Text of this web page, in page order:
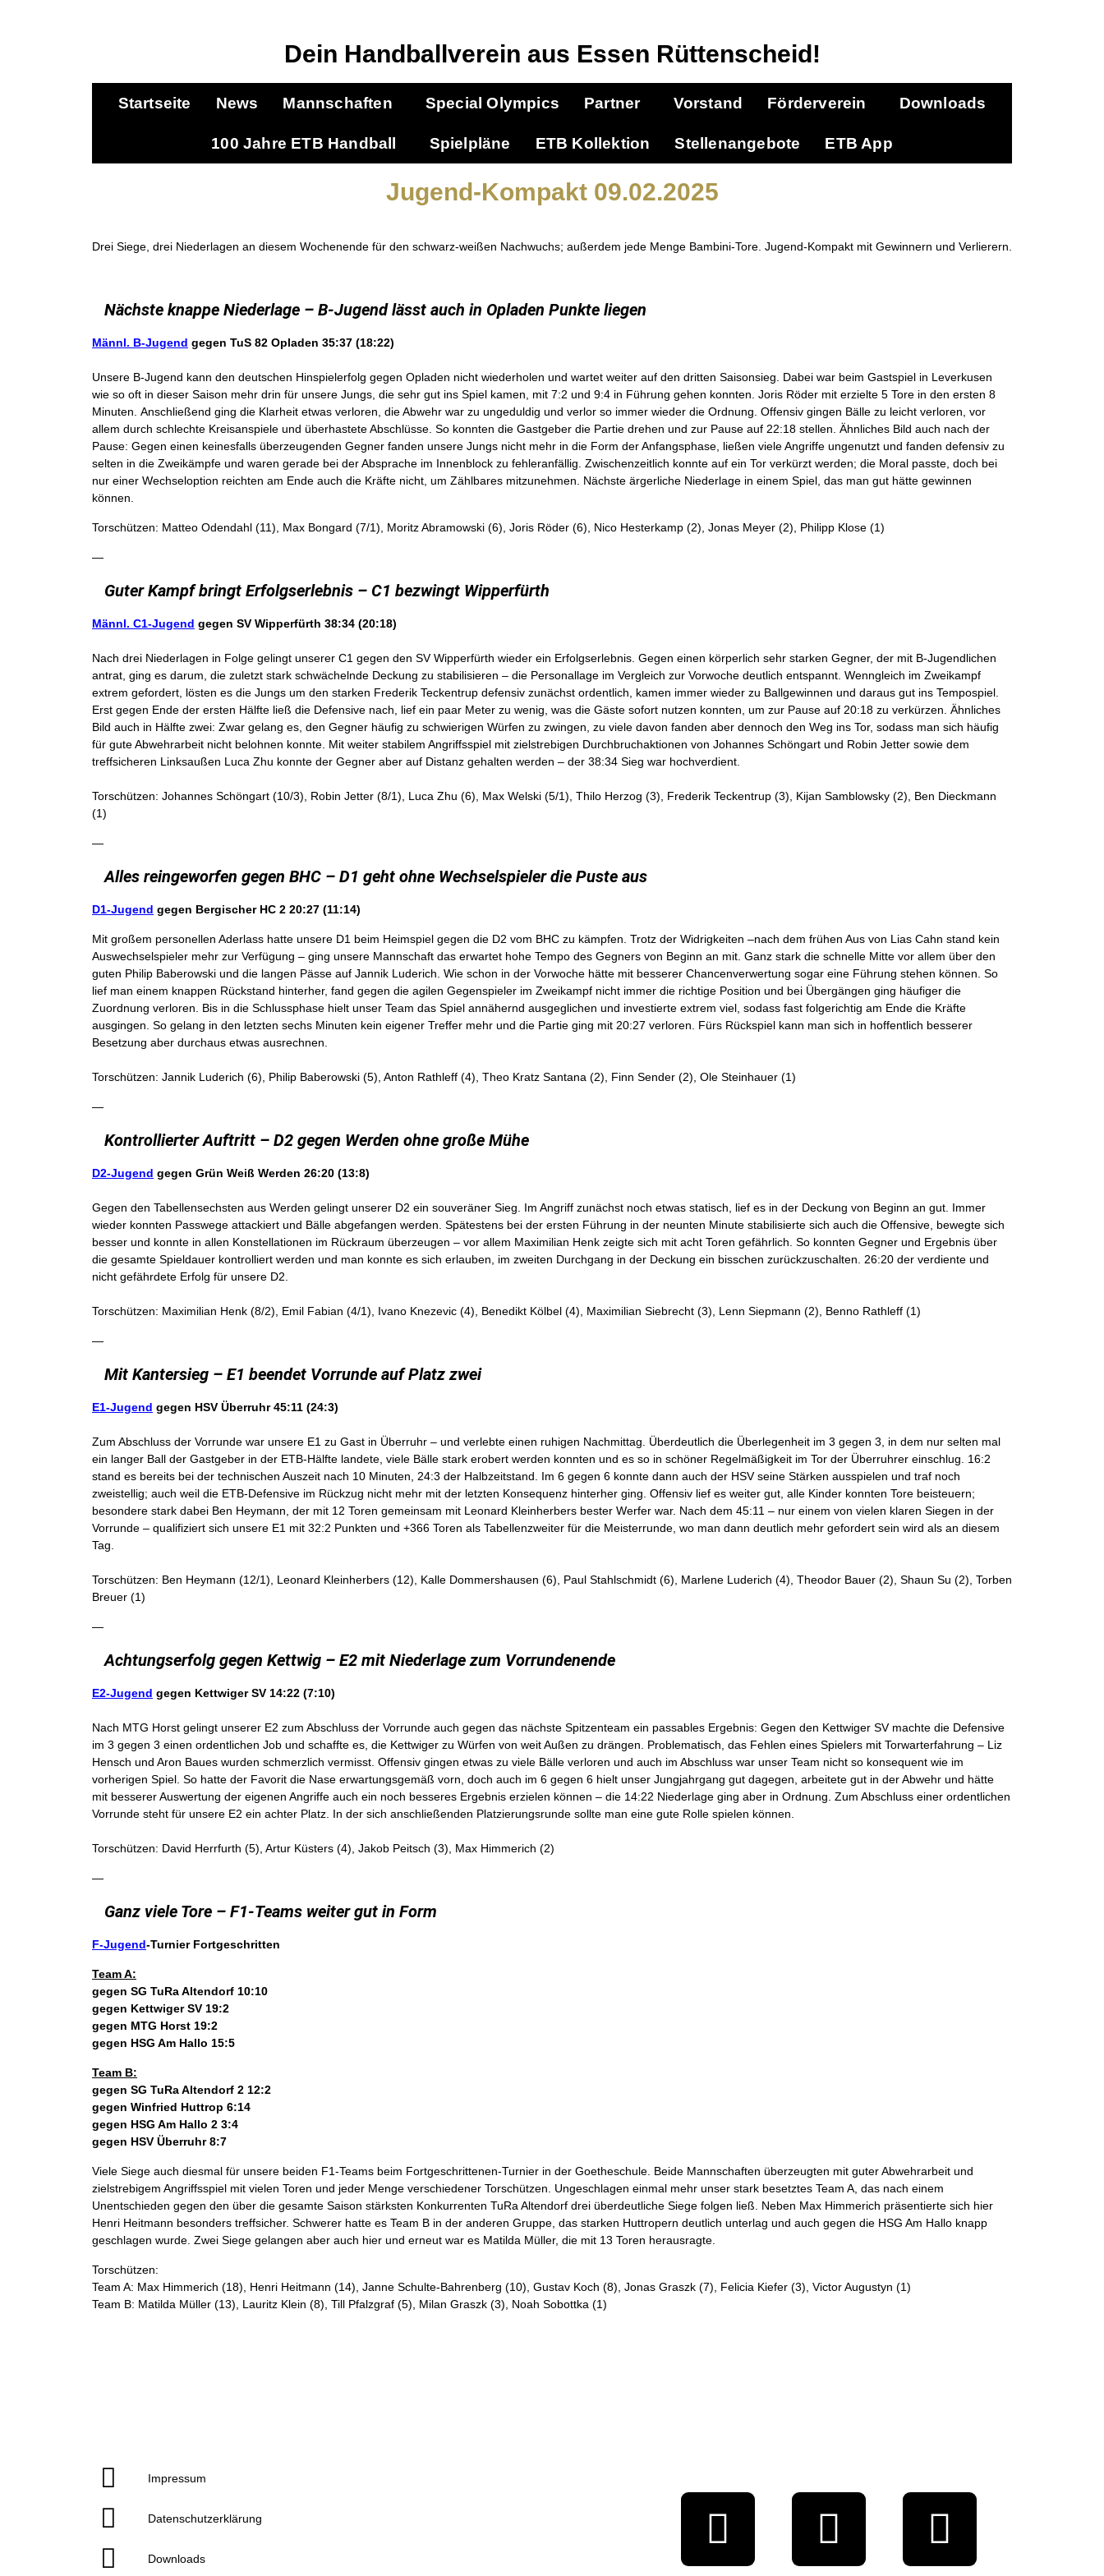
Dein Handballverein aus Essen Rüttenscheid!
Startseite News Mannschaften Special Olympics Partner Vorstand Förderverein Downloads
100 Jahre ETB Handball Spielpläne ETB Kollektion Stellenangebote ETB App
Jugend-Kompakt 09.02.2025
Drei Siege, drei Niederlagen an diesem Wochenende für den schwarz-weißen Nachwuchs; außerdem jede Menge Bambini-Tore. Jugend-Kompakt mit Gewinnern und Verlierern.
Nächste knappe Niederlage – B-Jugend lässt auch in Opladen Punkte liegen
Männl. B-Jugend gegen TuS 82 Opladen 35:37 (18:22)
Unsere B-Jugend kann den deutschen Hinspielerfolg gegen Opladen nicht wiederholen und wartet weiter auf den dritten Saisonsieg. Dabei war beim Gastspiel in Leverkusen
wie so oft in dieser Saison mehr drin für unsere Jungs, die sehr gut ins Spiel kamen, mit 7:2 und 9:4 in Führung gehen konnten. Joris Röder mit erzielte 5 Tore in den ersten 8
Minuten. Anschließend ging die Klarheit etwas verloren, die Abwehr war zu ungeduldig und verlor so immer wieder die Ordnung. Offensiv gingen Bälle zu leicht verloren, vor
allem durch schlechte Kreisanspiele und überhastete Abschlüsse. So konnten die Gastgeber die Partie drehen und zur Pause auf 22:18 stellen. Ähnliches Bild auch nach der
Pause: Gegen einen keinesfalls überzeugenden Gegner fanden unsere Jungs nicht mehr in die Form der Anfangsphase, ließen viele Angriffe ungenutzt und fanden defensiv zu
selten in die Zweikämpfe und waren gerade bei der Absprache im Innenblock zu fehleranfällig. Zwischenzeitlich konnte auf ein Tor verkürzt werden; die Moral passte, doch bei
nur einer Wechseloption reichten am Ende auch die Kräfte nicht, um Zählbares mitzunehmen. Nächste ärgerliche Niederlage in einem Spiel, das man gut hätte gewinnen
können.
Torschützen: Matteo Odendahl (11), Max Bongard (7/1), Moritz Abramowski (6), Joris Röder (6), Nico Hesterkamp (2), Jonas Meyer (2), Philipp Klose (1)
—
Guter Kampf bringt Erfolgserlebnis – C1 bezwingt Wipperfürth
Männl. C1-Jugend gegen SV Wipperfürth 38:34 (20:18)
Nach drei Niederlagen in Folge gelingt unserer C1 gegen den SV Wipperfürth wieder ein Erfolgserlebnis. Gegen einen körperlich sehr starken Gegner, der mit B-Jugendlichen
antrat, ging es darum, die zuletzt stark schwächelnde Deckung zu stabilisieren – die Personallage im Vergleich zur Vorwoche deutlich entspannt. Wenngleich im Zweikampf
extrem gefordert, lösten es die Jungs um den starken Frederik Teckentrup defensiv zunächst ordentlich, kamen immer wieder zu Ballgewinnen und daraus gut ins Tempospiel.
Erst gegen Ende der ersten Hälfte ließ die Defensive nach, lief ein paar Meter zu wenig, was die Gäste sofort nutzen konnten, um zur Pause auf 20:18 zu verkürzen. Ähnliches
Bild auch in Hälfte zwei: Zwar gelang es, den Gegner häufig zu schwierigen Würfen zu zwingen, zu viele davon fanden aber dennoch den Weg ins Tor, sodass man sich häufig
für gute Abwehrarbeit nicht belohnen konnte. Mit weiter stabilem Angriffsspiel mit zielstrebigen Durchbruchaktionen von Johannes Schöngart und Robin Jetter sowie dem
treffsicheren Linksaußen Luca Zhu konnte der Gegner aber auf Distanz gehalten werden – der 38:34 Sieg war hochverdient.
Torschützen: Johannes Schöngart (10/3), Robin Jetter (8/1), Luca Zhu (6), Max Welski (5/1), Thilo Herzog (3), Frederik Teckentrup (3), Kijan Samblowsky (2), Ben Dieckmann
(1)
—
Alles reingeworfen gegen BHC – D1 geht ohne Wechselspieler die Puste aus
D1-Jugend gegen Bergischer HC 2 20:27 (11:14)
Mit großem personellen Aderlass hatte unsere D1 beim Heimspiel gegen die D2 vom BHC zu kämpfen. Trotz der Widrigkeiten –nach dem frühen Aus von Lias Cahn stand kein
Auswechselspieler mehr zur Verfügung – ging unsere Mannschaft das erwartet hohe Tempo des Gegners von Beginn an mit. Ganz stark die schnelle Mitte vor allem über den
guten Philip Baberowski und die langen Pässe auf Jannik Luderich. Wie schon in der Vorwoche hätte mit besserer Chancenverwertung sogar eine Führung stehen können. So
lief man einem knappen Rückstand hinterher, fand gegen die agilen Gegenspieler im Zweikampf nicht immer die richtige Position und bei Übergängen ging häufiger die
Zuordnung verloren. Bis in die Schlussphase hielt unser Team das Spiel annähernd ausgeglichen und investierte extrem viel, sodass fast folgerichtig am Ende die Kräfte
ausgingen. So gelang in den letzten sechs Minuten kein eigener Treffer mehr und die Partie ging mit 20:27 verloren. Fürs Rückspiel kann man sich in hoffentlich besserer
Besetzung aber durchaus etwas ausrechnen.
Torschützen: Jannik Luderich (6), Philip Baberowski (5), Anton Rathleff (4), Theo Kratz Santana (2), Finn Sender (2), Ole Steinhauer (1)
—
Kontrollierter Auftritt – D2 gegen Werden ohne große Mühe
D2-Jugend gegen Grün Weiß Werden 26:20 (13:8)
Gegen den Tabellensechsten aus Werden gelingt unserer D2 ein souveräner Sieg. Im Angriff zunächst noch etwas statisch, lief es in der Deckung von Beginn an gut. Immer
wieder konnten Passwege attackiert und Bälle abgefangen werden. Spätestens bei der ersten Führung in der neunten Minute stabilisierte sich auch die Offensive, bewegte sich
besser und konnte in allen Konstellationen im Rückraum überzeugen – vor allem Maximilian Henk zeigte sich mit acht Toren gefährlich. So konnten Gegner und Ergebnis über
die gesamte Spieldauer kontrolliert werden und man konnte es sich erlauben, im zweiten Durchgang in der Deckung ein bisschen zurückzuschalten. 26:20 der verdiente und
nicht gefährdete Erfolg für unsere D2.
Torschützen: Maximilian Henk (8/2), Emil Fabian (4/1), Ivano Knezevic (4), Benedikt Kölbel (4), Maximilian Siebrecht (3), Lenn Siepmann (2), Benno Rathleff (1)
—
Mit Kantersieg – E1 beendet Vorrunde auf Platz zwei
E1-Jugend gegen HSV Überruhr45:11 (24:3)
Zum Abschluss der Vorrunde war unsere E1 zu Gast in Überruhr – und verlebte einen ruhigen Nachmittag. Überdeutlich die Überlegenheit im 3 gegen 3, in dem nur selten mal
ein langer Ball der Gastgeber in der ETB-Hälfte landete, viele Bälle stark erobert werden konnten und es so in schöner Regelmäßigkeit im Tor der Überruhrer einschlug. 16:2
stand es bereits bei der technischen Auszeit nach 10 Minuten, 24:3 der Halbzeitstand. Im 6 gegen 6 konnte dann auch der HSV seine Stärken ausspielen und traf noch
zweistellig; auch weil die ETB-Defensive im Rückzug nicht mehr mit der letzten Konsequenz hinterher ging. Offensiv lief es weiter gut, alle Kinder konnten Tore beisteuern;
besondere stark dabei Ben Heymann, der mit 12 Toren gemeinsam mit Leonard Kleinherbers bester Werfer war. Nach dem 45:11 – nur einem von vielen klaren Siegen in der
Vorrunde – qualifiziert sich unsere E1 mit 32:2 Punkten und +366 Toren als Tabellenzweiter für die Meisterrunde, wo man dann deutlich mehr gefordert sein wird als an diesem
Tag.
Torschützen: Ben Heymann (12/1), Leonard Kleinherbers (12), Kalle Dommershausen (6), Paul Stahlschmidt (6), Marlene Luderich (4), Theodor Bauer (2), Shaun Su (2), Torben
Breuer (1)
—
Achtungserfolg gegen Kettwig – E2 mit Niederlage zum Vorrundenende
E2-Jugend gegen Kettwiger SV 14:22 (7:10)
Nach MTG Horst gelingt unserer E2 zum Abschluss der Vorrunde auch gegen das nächste Spitzenteam ein passables Ergebnis: Gegen den Kettwiger SV machte die Defensive
im 3 gegen 3 einen ordentlichen Job und schaffte es, die Kettwiger zu Würfen von weit Außen zu drängen. Problematisch, das Fehlen eines Spielers mit Torwarterfahrung – Liz
Hensch und Aron Baues wurden schmerzlich vermisst. Offensiv gingen etwas zu viele Bälle verloren und auch im Abschluss war unser Team nicht so konsequent wie im
vorherigen Spiel. So hatte der Favorit die Nase erwartungsgemäß vorn, doch auch im 6 gegen 6 hielt unser Jungjahrgang gut dagegen, arbeitete gut in der Abwehr und hätte
mit besserer Auswertung der eigenen Angriffe auch ein noch besseres Ergebnis erzielen können – die 14:22 Niederlage ging aber in Ordnung. Zum Abschluss einer ordentlichen
Vorrunde steht für unsere E2 ein achter Platz. In der sich anschließenden Platzierungsrunde sollte man eine gute Rolle spielen können.
Torschützen: David Herrfurth (5), Artur Küsters (4), Jakob Peitsch (3), Max Himmerich (2)
—
Ganz viele Tore – F1-Teams weiter gut in Form
F-Jugend-Turnier Fortgeschritten
Team A:
gegen SG TuRa Altendorf 10:10
gegen Kettwiger SV 19:2
gegen MTG Horst 19:2
gegen HSG Am Hallo 15:5
Team B:
gegen SG TuRa Altendorf 2 12:2
gegen Winfried Huttrop 6:14
gegen HSG Am Hallo 2 3:4
gegen HSV Überruhr 8:7
Viele Siege auch diesmal für unsere beiden F1-Teams beim Fortgeschrittenen-Turnier in der Goetheschule. Beide Mannschaften überzeugten mit guter Abwehrarbeit und
zielstrebigem Angriffsspiel mit vielen Toren und jeder Menge verschiedener Torschützen. Ungeschlagen einmal mehr unser stark besetztes Team A, das nach einem
Unentschieden gegen den über die gesamte Saison stärksten Konkurrenten TuRa Altendorf drei überdeutliche Siege folgen ließ. Neben Max Himmerich präsentierte sich hier
Henri Heitmann besonders treffsicher. Schwerer hatte es Team B in der anderen Gruppe, das starken Huttropern deutlich unterlag und auch gegen die HSG Am Hallo knapp
geschlagen wurde. Zwei Siege gelangen aber auch hier und erneut war es Matilda Müller, die mit 13 Toren herausragte.
Torschützen:
Team A: Max Himmerich (18), Henri Heitmann (14), Janne Schulte-Bahrenberg (10), Gustav Koch (8), Jonas Graszk (7), Felicia Kiefer (3), Victor Augustyn (1)
Team B: Matilda Müller (13), Lauritz Klein (8), Till Pfalzgraf (5), Milan Graszk (3), Noah Sobottka (1)
Impressum
Datenschutzerklärung
Downloads